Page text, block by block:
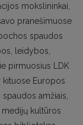
mokslininkai,
pranešimuose
spaudos
leidybos,
pirmuosius LDK
kituose Europos
amžiais,
kultūros